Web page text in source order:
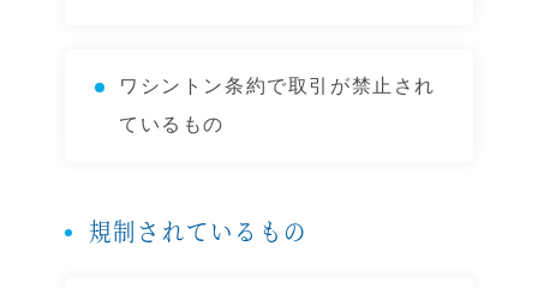
ワシントン条約で取引が禁止され
ているもの
規制されているもの